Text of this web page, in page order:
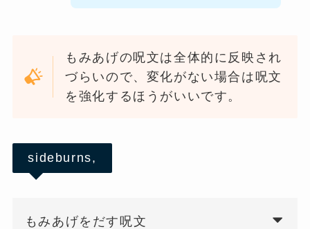
もみあげの呪文は全体的に反映され
づらいので、変化がない場合は呪文
を強化するほうがいいです。
sideburns,
もみあげをだす呪文